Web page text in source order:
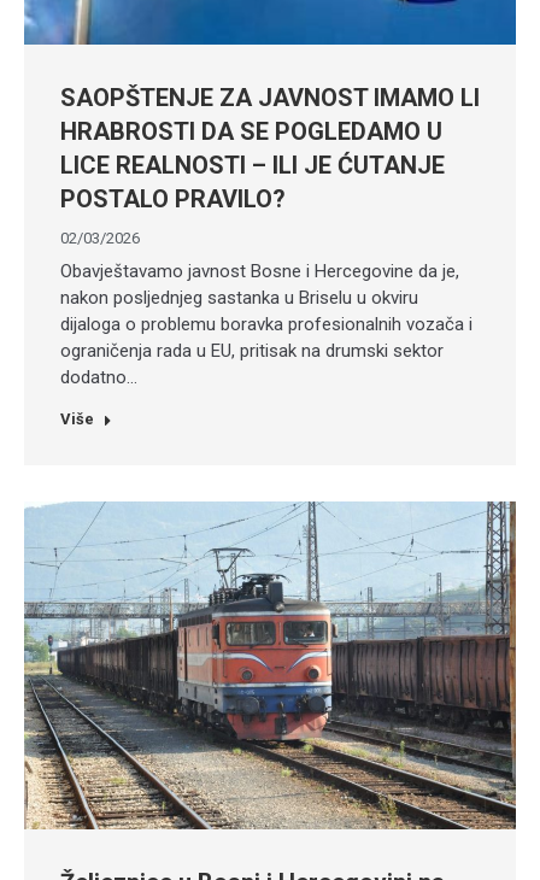
SAOPŠTENJE ZA JAVNOST IMAMO LI
HRABROSTI DA SE POGLEDAMO U
LICE REALNOSTI – ILI JE ĆUTANJE
POSTALO PRAVILO?
02/03/2026
Obavještavamo javnost Bosne i Hercegovine da je,
nakon posljednjeg sastanka u Briselu u okviru
dijaloga o problemu boravka profesionalnih vozača i
ograničenja rada u EU, pritisak na drumski sektor
dodatno…
Više